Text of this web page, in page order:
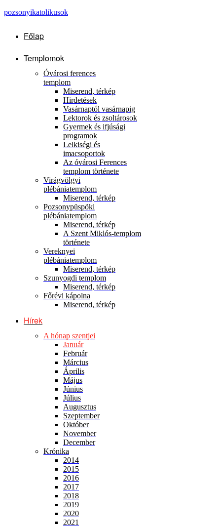
pozsonyikatolikusok
Főlap
Templomok
Óvárosi ferences
templom
Miserend, térkép
Hirdetések
Vasárnaptól vasárnapig
Lektorok és zsoltárosok
Gyermek és ifjúsági
programok
Lelkiségi és
imacsoportok
Az óvárosi Ferences
templom története
Virágvölgyi
plébániatemplom
Miserend, térkép
Pozsonypüspöki
plébániatemplom
Miserend, térkép
A Szent Miklós-templom
története
Vereknyei
plébániatemplom
Miserend, térkép
Szunyogdi templom
Miserend, térkép
Főrévi kápolna
Miserend, térkép
Hírek
A hónap szentjei
Január
Február
Március
Április
Május
Június
Július
Augusztus
Szeptember
Október
November
December
Krónika
2014
2015
2016
2017
2018
2019
2020
2021